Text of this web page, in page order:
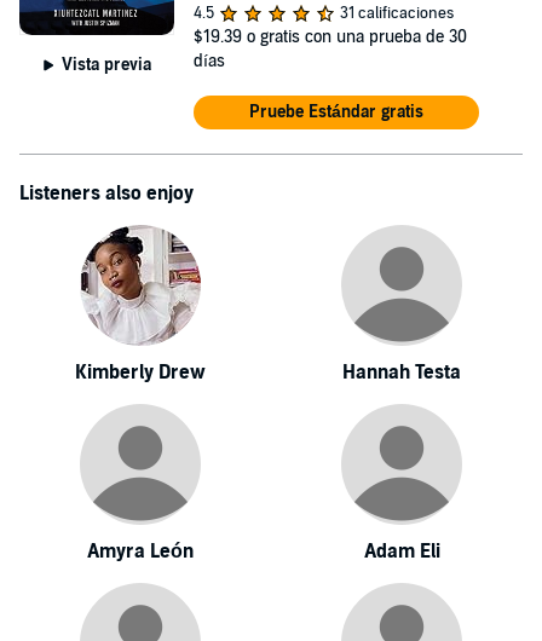
Vista previa
4.5
31 calificaciones
$19.39 o gratis con una prueba de 30
días
Pruebe Estándar gratis
Listeners also enjoy
Kimberly Drew Hannah Testa
Amyra León Adam Eli